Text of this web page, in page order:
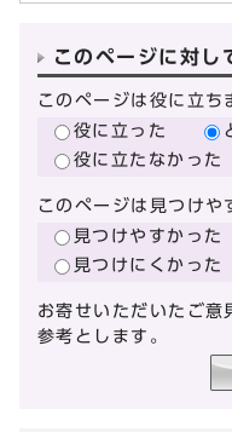
このページに対し
このページは役に立ち
役に立った
役に立たなかった
このページは見つけや
見つけやすかった
見つけにくかった
お寄せいただいたご意
参考とします。